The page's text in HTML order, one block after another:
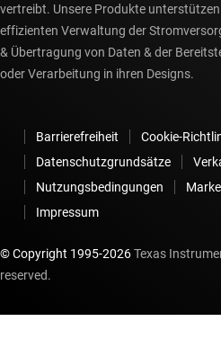
vertreibt. Unsere Produkte
effizienten Verwaltung der
& Übertragung von Daten & der
oder Verarbeitung in ihren Designs.
Barrierefreiheit
Cookie-
Datenschutzgrundsätze
Nutzungsbedingungen
Impressum
© Copyright 1995-2026Texas
reserved.